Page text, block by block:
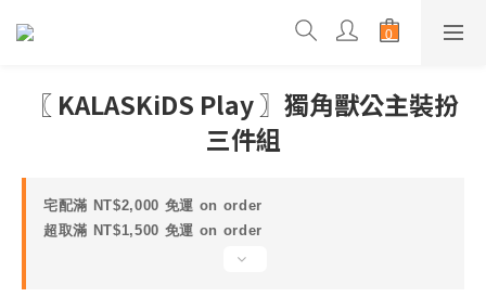
〖 KALASKiDS Play 〗獨角獸公主裝扮
三件組
宅配滿 NT$2,000 免運 on order
超取滿 NT$1,500 免運 on order